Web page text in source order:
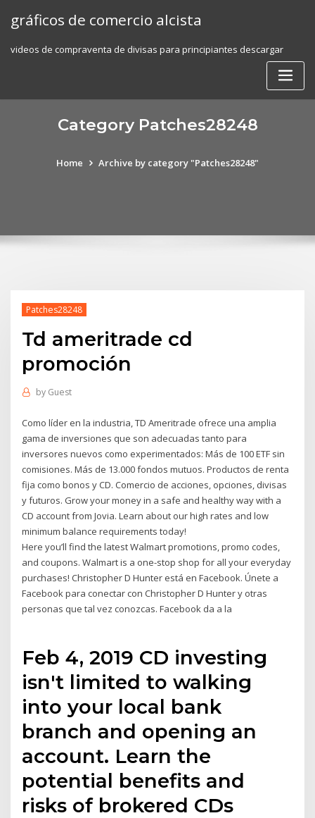
gráficos de comercio alcista
videos de compraventa de divisas para principiantes descargar
Category Patches28248
Home Archive by category "Patches28248"
Patches28248
Td ameritrade cd
promoción
by Guest
Como líder en la industria, TD Ameritrade ofrece una amplia
gama de inversiones que son adecuadas tanto para
inversores nuevos como experimentados: Más de 100 ETF sin
comisiones. Más de 13.000 fondos mutuos. Productos de renta
fija como bonos y CD. Comercio de acciones, opciones, divisas
y futuros. Grow your money in a safe and healthy way with a
CD account from Jovia. Learn about our high rates and low
minimum balance requirements today!
Here you’ll find the latest Walmart promotions, promo codes,
and coupons. Walmart is a one-stop shop for all your everyday
purchases! Christopher D Hunter está en Facebook. Únete a
Facebook para conectar con Christopher D Hunter y otras
personas que tal vez conozcas. Facebook da a la
Feb 4, 2019 CD investing
isn't limited to walking
into your local bank
branch and opening an
account. Learn the
potential benefits and
risks of brokered CDs